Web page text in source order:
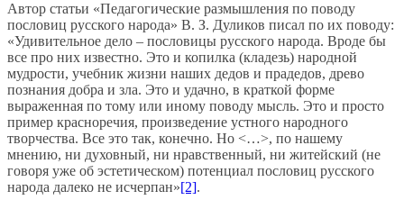
Автор статьи «Педагогические размышления по поводу
пословиц русского народа» В. З. Дуликов писал по их поводу:
«Удивительное дело – пословицы русского народа. Вроде бы
все про них известно. Это и копилка (кладезь) народной
мудрости, учебник жизни наших дедов и прадедов, древо
познания добра и зла. Это и удачно, в краткой форме
выраженная по тому или иному поводу мысль. Это и просто
пример красноречия, произведение устного народного
творчества. Все это так, конечно. Но <…>, по нашему
мнению, ни духовный, ни нравственный, ни житейский (не
говоря уже об эстетическом) потенциал пословиц русского
народа далеко не исчерпан»[2].